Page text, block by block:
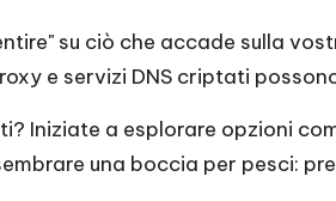
su ciò che accade sulla
e servizi DNS criptati
Iniziate a esplorare opzioni
una boccia per pesci: